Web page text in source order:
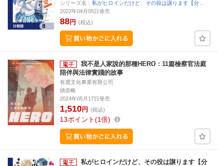
シリーズ名： 私がヒロインだけど、その役は譲ります【分…
2022年04月05日発売
88円 (税込)
我不是人家說的那種HERO：11篇檢察官法庭
陪伴與法律實踐的故事
有鹿文化事業有限公司
姚崇略
2024年05月17日発売
1,510円 (税込)
13ポイント 1倍
私がヒロインだけど、その役は譲ります【分